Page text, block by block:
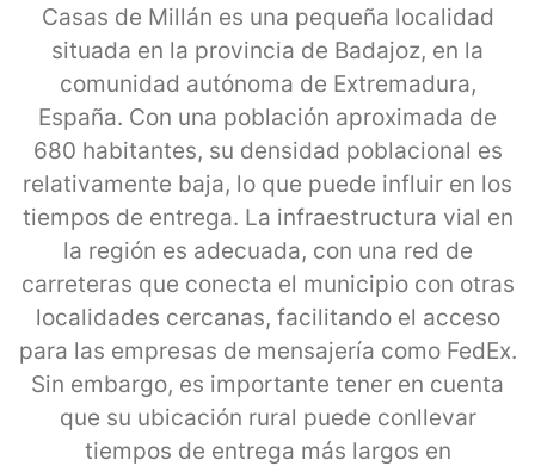
Casas de Millán es una pequeña localidad
situada en la provincia de Badajoz, en la
comunidad autónoma de Extremadura,
España. Con una población aproximada de
680 habitantes, su densidad poblacional es
relativamente baja, lo que puede influir en los
tiempos de entrega. La infraestructura vial en
la región es adecuada, con una red de
carreteras que conecta el municipio con otras
localidades cercanas, facilitando el acceso
para las empresas de mensajería como FedEx.
Sin embargo, es importante tener en cuenta
que su ubicación rural puede conllevar
tiempos de entrega más largos en